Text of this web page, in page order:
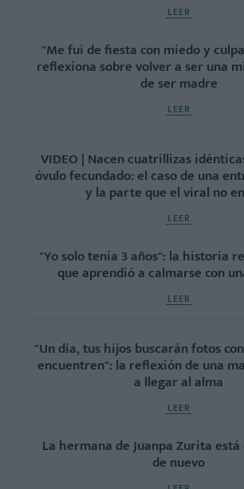
LEER
"Me fui de fiesta con miedo y
reflexiona sobre volver a ser una
de ser madre
LEER
VIDEO | Nacen cuatrillizas
óvulo fecundado: el caso de una
y la parte que el viral no
LEER
"Yo solo tenía 3 años": la historia
que aprendió a calmarse con
LEER
"Un día, tus hijos buscarán fotos
encuentren": la reflexión de una
a llegar al alma
LEER
La hermana de Juanpa Zurita
de nuevo